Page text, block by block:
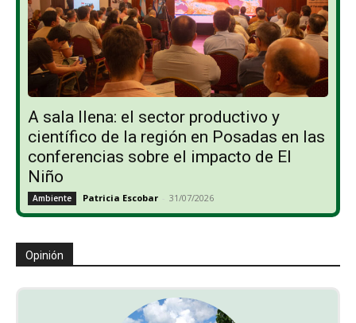
A sala llena: el sector productivo y
científico de la región en Posadas en las
conferencias sobre el impacto de El
Niño
Ambiente Patricia Escobar - 31/07/2026
Opinión